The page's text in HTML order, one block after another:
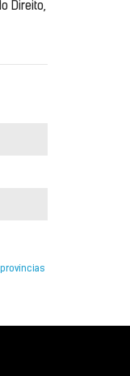
Direito,
províncias